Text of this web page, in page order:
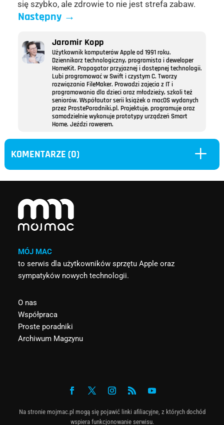
się szybko, ale zdrowie to nie jest strefa zabaw.
Następny→
Jaromir Kopp
Użytkownik komputerów Apple od 1991 roku.
Dziennikarz technologiczny, programista i deweloper
HomeKit. Propagator przyjaznej i dostępnej technologii.
Lubi programować w Swift i czystym C. Tworzy
rozwiązania FileMaker. Prowadzi zajęcia z IT i
programowania dla dzieci oraz młodzieży, szkoli też
seniorów. Współautor serii książek o macOS wydanych
przez ProstePoradniki.pl. Projektuje, programuje oraz
samodzielnie wykonuje prototypy urządzeń Smart
Home. Jeździ rowerem.
KOMENTARZE (0) L
MÓJ MAC
to serwis dla użytkowników sprzętu Apple oraz
sympatyków nowych technologii.
O nas
Współpraca
Proste poradniki
Archiwum Magzynu
Na stronie mojmac.pl mogą się pojawić linki afiliacyjne, z których dochód
wspiera funkcjonowanie serwisu.